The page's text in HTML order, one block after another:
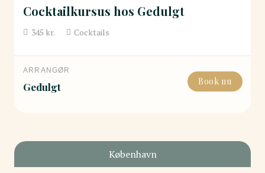
Cocktailkursus hos Gedulgt
345 kr. Cocktails
ARRANGØR
Gedulgt Book nu
København